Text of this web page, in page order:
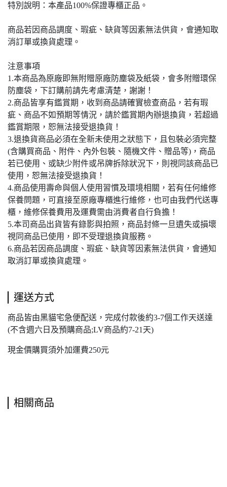
特別說明：本產品100%保證專櫃正品。
商品若因商品調度、瑕疵、缺貨等因素無法供貨，會通知取
消訂單或換貨處理。
注意事項
1.本商品為原廠即無附贈原廠防塵袋及紙袋，會多附贈環保
防塵袋，下訂購前請先考慮清楚，謝謝！
2.商品皆享有鑑賞期，收到商品請確實檢查商品，若有瑕
疵、商品不如預期等情況，請於鑑賞期內辦退換貨，若超過
鑑賞期限，恕無法接受退換貨！
3.退換貨商品必須在全新未使用之狀態下，且包裝必須完整
(含購買商品、附件、內外包裝、隨機文件、贈品等)，商品
若已使用、或缺少附件或吊牌拆除狀況下，則視同該商品已
使用，恕無法接受退換貨！
4.商品使用壽命與個人使用習慣及環境相關，若有任何維修
保養問題，可直接至原廠專櫃進行維修，也可由我們代送專
櫃，維修保養費用及運費需由消費者自行負擔！
5.本司商品出貨皆有錄影與拍照，商品封條一旦遺失或損壞
視同商品已使用，即不受理退換貨服務。
6.商品若因商品調度、瑕疵、缺貨等因素無法供貨，會通知
取消訂單或換貨處理。
運送方式
商品皆由黑貓宅急便配送，完成付款後約3-7個工作天送達
(不含週六日及預購商品;LV商品約7-21天)
現金價購買須外加運費250元
相關商品